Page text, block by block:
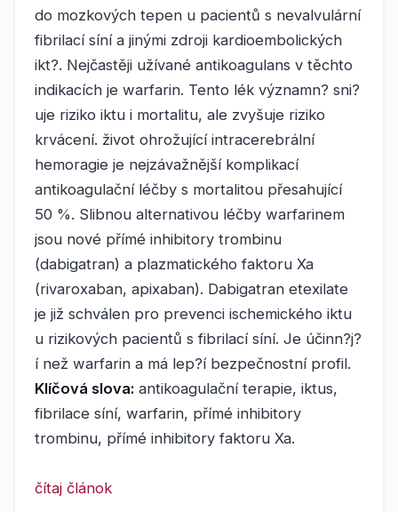
do mozkových tepen u pacientů s nevalvulární
fibrilací síní a jinými zdroji kardioembolických
ikt?. Nejčastěji užívané antikoagulans v těchto
indikacích je warfarin. Tento lék významn? sni?
uje riziko iktu i mortalitu, ale zvyšuje riziko
krvácení. život ohrožující intracerebrální
hemoragie je nejzávažnější komplikací
antikoagulační léčby s mortalitou přesahující
50 %. Slibnou alternativou léčby warfarinem
jsou nové přímé inhibitory trombinu
(dabigatran) a plazmatického faktoru Xa
(rivaroxaban, apixaban). Dabigatran etexilate
je již schválen pro prevenci ischemického iktu
u rizikových pacientů s fibrilací síní. Je účinn?j?
í než warfarin a má lep?í bezpečnostní profil.
Klíčová slova: antikoagulační terapie, iktus,
fibrilace síní, warfarin, přímé inhibitory
trombinu, přímé inhibitory faktoru Xa.
čítaj článok